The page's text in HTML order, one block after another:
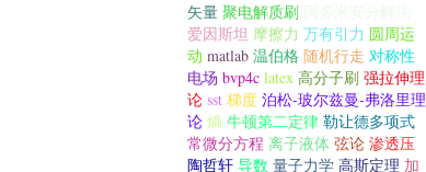
矢量 聚电解质刷
爱因斯坦 摩擦力 万有引力 圆周运
动 matlab 温伯格 随机行走 对称性
电场 bvp4c latex 高分子刷 强拉伸理
论 sst 梯度 泊松-玻尔兹曼-弗洛里理
论 熵 牛顿第二定律 勒让德多项式
常微分方程 离子液体 弦论 渗透压
陶哲轩 导数 量子力学 高斯定理 加